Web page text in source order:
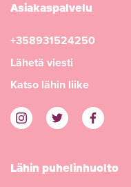
Asiakaspalvelu
+358931524250
Lähetä viesti
Katso lähin liike
Lähin puhelinhuolto